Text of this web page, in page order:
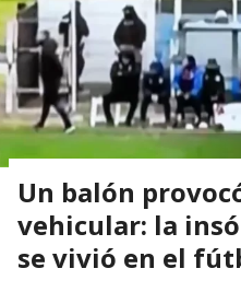
Un balón
vehicular: la
se vivió en el